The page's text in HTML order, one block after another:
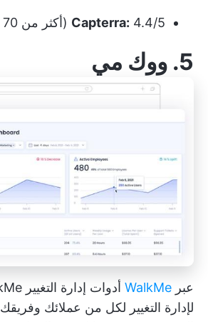
Capterra: 4.4/5 (أكثر من 70 تقييم)
5. ووك مي
عبر WalkMe
لإدارة التغيير لكل من عملائك